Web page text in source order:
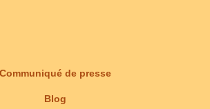
Communiqué de presse
Blog